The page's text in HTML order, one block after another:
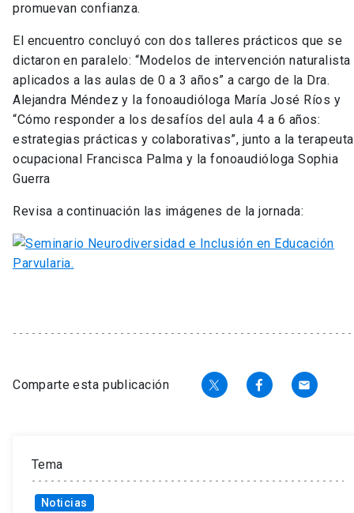
promuevan confianza.
El encuentro concluyó con dos talleres prácticos que se
dictaron en paralelo: “Modelos de intervención naturalista
aplicados a las aulas de 0 a 3 años” a cargo de la Dra.
Alejandra Méndez y la fonoaudióloga María José Ríos y
“Cómo responder a los desafíos del aula 4 a 6 años:
estrategias prácticas y colaborativas”, junto a la terapeuta
ocupacional Francisca Palma y la fonoaudióloga Sophia
Guerra
Revisa a continuación las imágenes de la jornada:
Comparte esta publicación email
Tema
Noticias